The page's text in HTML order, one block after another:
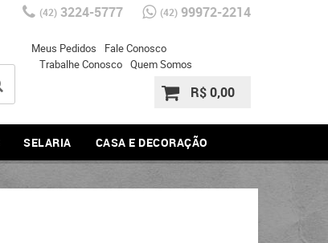
(42)3224-5777 (42)99972-2214
Meus Pedidos
Fale Conosco
Trabalhe Conosco Quem Somos
R$ 0,00
SELARIA CASA E DECORAÇÃO